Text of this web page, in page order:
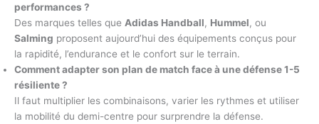
performances ?
Des marques telles que Adidas Handball, Hummel, ou
Salming proposent aujourd’hui des équipements conçus pour
la rapidité, l’endurance et le confort sur le terrain.
Comment adapter son plan de match face à une défense 1-5
résiliente ?
Il faut multiplier les combinaisons, varier les rythmes et utiliser
la mobilité du demi-centre pour surprendre la défense.